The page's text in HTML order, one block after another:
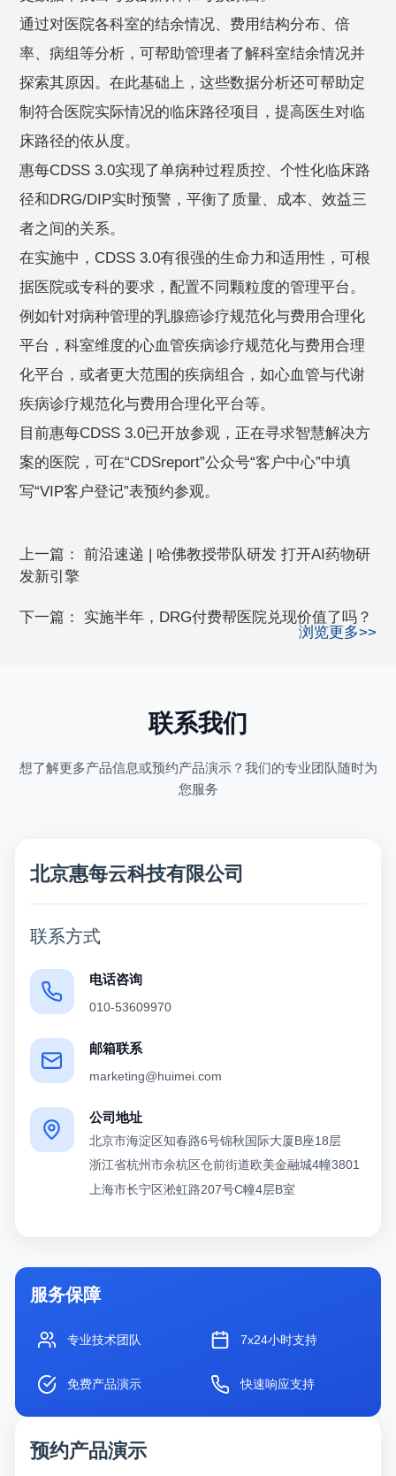
通过对医院各科室的结余情况、费用结构分布、倍
率、病组等分析，可帮助管理者了解科室结余情况并
探索其原因。在此基础上，这些数据分析还可帮助定
制符合医院实际情况的临床路径项目，提高医生对临
床路径的依从度。
惠每CDSS 3.0实现了单病种过程质控、个性化临床路
径和DRG/DIP实时预警，平衡了质量、成本、效益三
者之间的关系。
在实施中，CDSS 3.0有很强的生命力和适用性，可根
据医院或专科的要求，配置不同颗粒度的管理平台。
例如针对病种管理的乳腺癌诊疗规范化与费用合理化
平台，科室维度的心血管疾病诊疗规范化与费用合理
化平台，或者更大范围的疾病组合，如心血管与代谢
疾病诊疗规范化与费用合理化平台等。
目前惠每CDSS 3.0已开放参观，正在寻求智慧解决方
案的医院，可在“CDSreport”公众号“客户中心”中填
写“VIP客户登记”表预约参观。
上一篇：前沿速递 | 哈佛教授带队研发 打开AI药物研
发新引擎
下一篇： 实施半年，DRG付费帮医院兑现价值了吗？
浏览更多>>
联系我们
想了解更多产品信息或预约产品演示？我们的专业团队随时为
您服务
北京惠每云科技有限公司
联系方式
电话咨询
010-53609970
邮箱联系
marketing@huimei.com
公司地址
北京市海淀区知春路6号锦秋国际大厦B座18层
浙江省杭州市余杭区仓前街道欧美金融城4幢3801
上海市长宁区淞虹路207号C幢4层B室
服务保障
专业技术团队 7x24小时支持
免费产品演示 快速响应支持
预约产品演示